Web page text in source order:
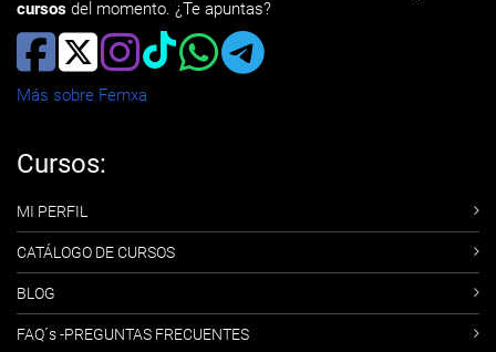
cursos del momento. ¿Te apuntas?
Más sobre Femxa
Cursos:
MI PERFIL
CATÁLOGO DE CURSOS
BLOG
FAQ´s -PREGUNTAS FRECUENTES